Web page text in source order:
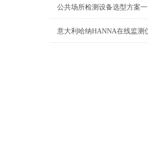
公共场所检测设备选型方案一